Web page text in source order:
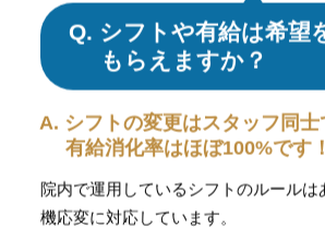
Q. シフトや有給は希望
もらえますか？
A. シフトの変更はスタッフ同士
有給消化率はほぼ100%です！
院内で運用しているシフトのルールは
機応変に対応しています。